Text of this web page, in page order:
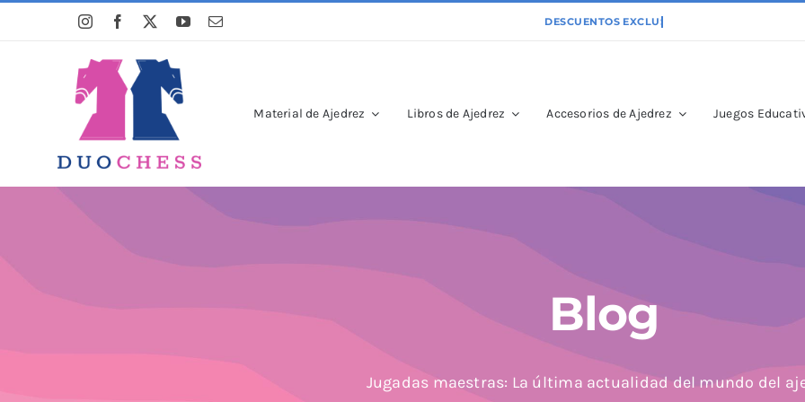
Material de Ajedrez Libros de Ajedrez Accesorios de Ajedrez Juegos
Blog
Jugadas maestras: La última actualidad del mundo del